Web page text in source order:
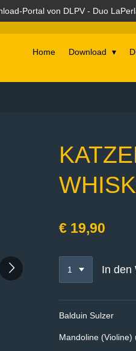
Portal von DLPV - Duo
Home Download
€ 19,90
In den
Balduin Sulzer
Mandoline (Violine)